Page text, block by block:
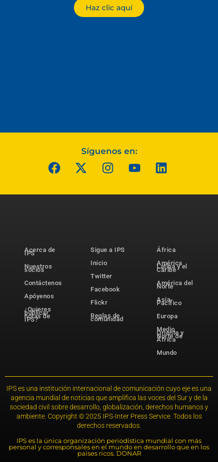
Haz clic aquí
Síguenos en:
Acerca de
IPS
Nuestros
socios
Contáctenos
Apóyenos
¿Quieres
publicar
notas de
IPS?
Sigue a IPS
Inicio
Twitter
Facebook
Flickr
Reglas de
comunidad
África
América
Latina y el
Caribe
América del
Norte
Asia-
Pacífico
Europa
Medio
Oriente y
Norte de
África
Mundo
IPS es una institución internacional de comunicación cuyo eje es una
agencia mundial de noticias que amplifica las voces del Sur y de la
sociedad civil sobre desarrollo, globalización, derechos humanos y
ambiente. Copyright © 2025 IPS-Inter Press Service. Todos los
derechos reservados.
IPS es la única organización periodística mundial con más
personal y corresponsales en el mundo en desarrollo que en los
países ricos. DONAR